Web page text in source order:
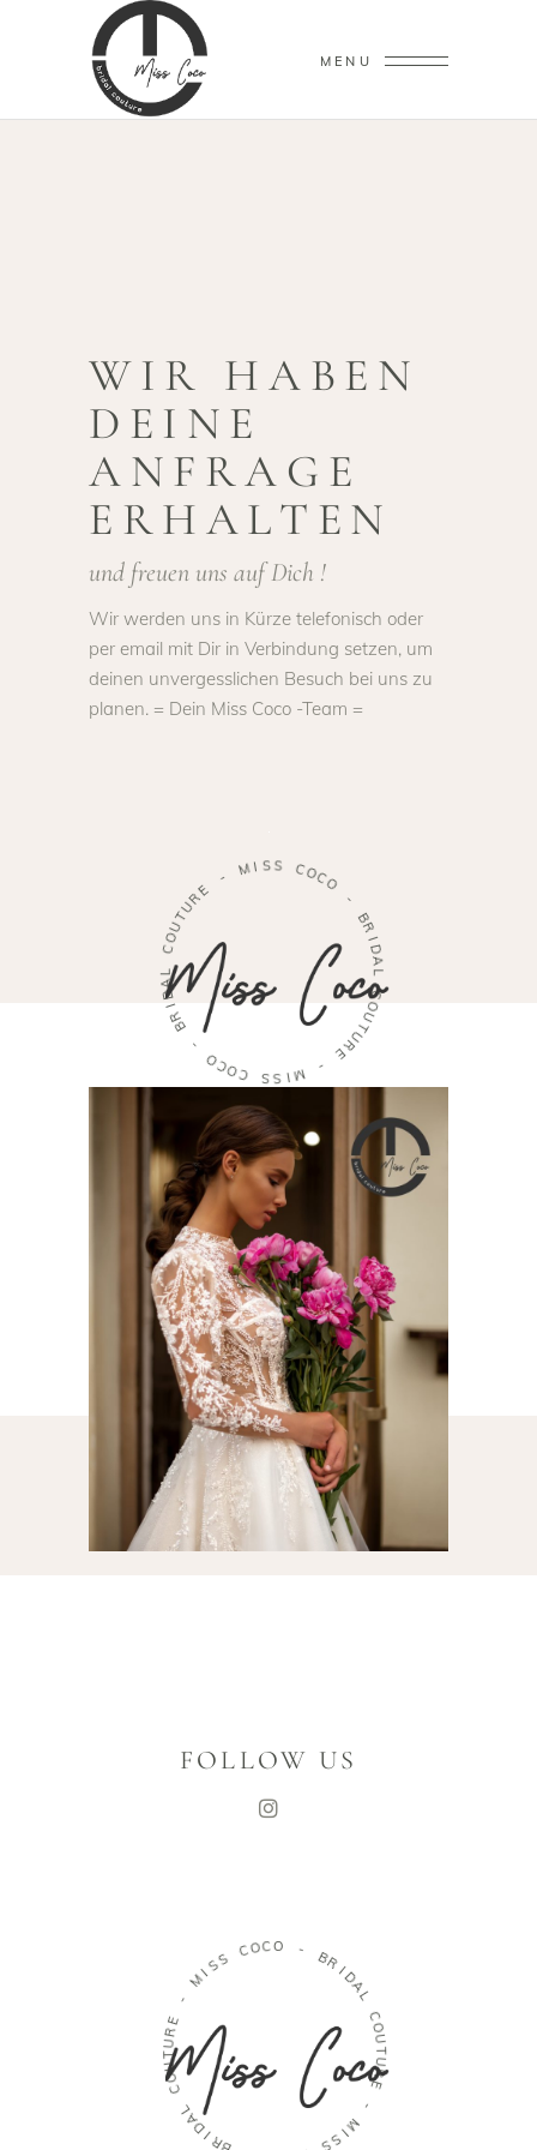
MENU
WIR HABEN
DEINE
ANFRAGE
ERHALTEN
und freuen uns auf Dich !
Wir werden uns in Kürze telefonisch oder
per email mit Dir in Verbindung setzen, um
deinen unvergesslichen Besuch bei uns zu
planen. = Dein Miss Coco -Team =
- M I SS COC
O
-
B
R
I
D
A
C
O
U
T
U
R
E
-
M
I
S
S
C
O
C
O
-
B
R
I
D
A
C
O
U
TUR
E
FOLLOW US
MISS COCO -
BRID
A
L
C
O
U
T
U
R
E
-
M
I
S
B
R
I
D
A
L
C
O
U
T
U
R
E